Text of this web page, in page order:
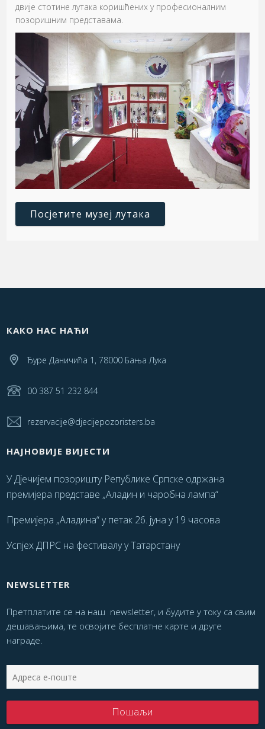
двије стотине лутака коришћених у професионалним
позоришним представама.
Посјетите музеј лутака
КАКО НАС НАЋИ
Ђуре Даничића 1, 78000 Бања Лука
00 387 51 232 844
rezervacije@djecijepozoristers.ba
НАЈНОВИЈЕ ВИЈЕСТИ
У Дјечијем позоришту Републике Српске одржана
премијера представе „Аладин и чаробна лампа“
Премијера „Аладина“ у петак 26. јуна у 19 часова
Успјех ДПРС на фестивалу у Татарстану
NEWSLETTER
Претплатите се на наш newsletter, и будите у току са свим
дешавањима, те освојите бесплатне карте и друге
награде.